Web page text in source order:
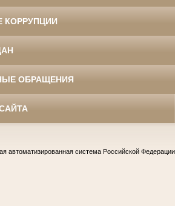
КОРРУПЦИИ
ОБРАЩЕНИЯ
автоматизированная система Российской